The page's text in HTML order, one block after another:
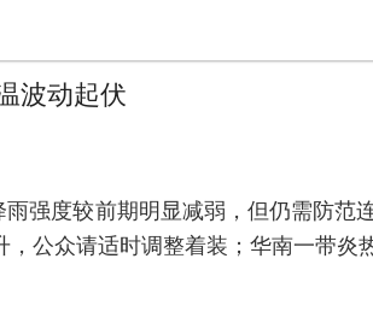
波动起伏
强度较前期明显减弱，但仍需防
公众请适时调整着装；华南一带炎